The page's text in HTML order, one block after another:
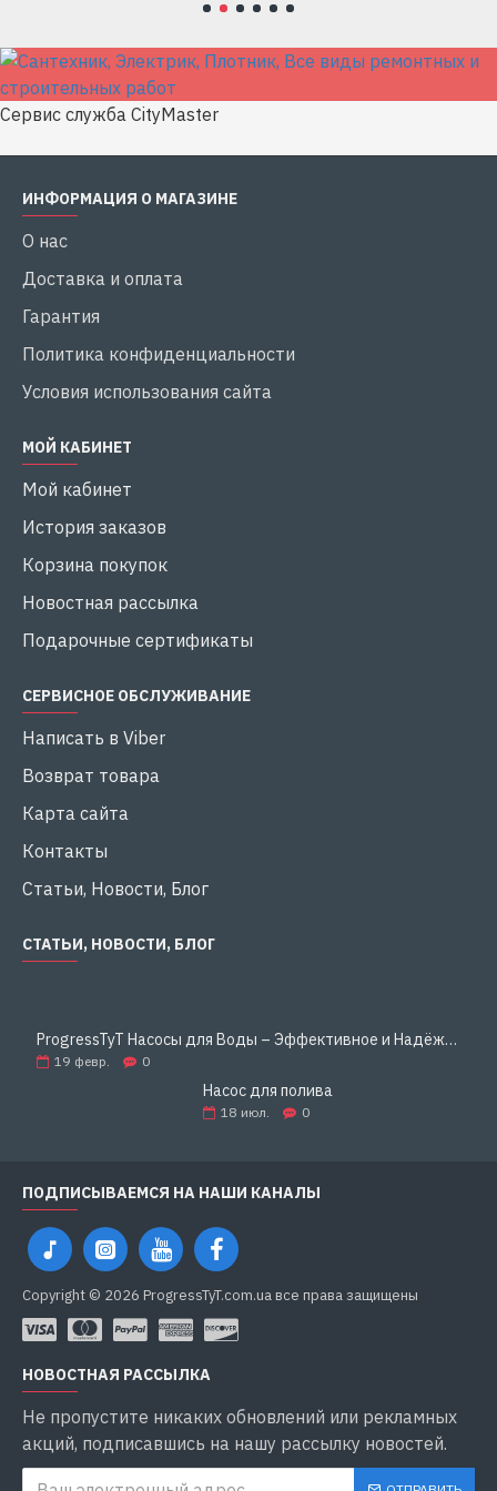
Сервис служба CityMaster
ИНФОРМАЦИЯ О МАГАЗИНЕ
О нас
Доставка и оплата
Гарантия
Политика конфиденциальности
Условия использования сайта
МОЙ КАБИНЕТ
Мой кабинет
История заказов
Корзина покупок
Новостная рассылка
Подарочные сертификаты
СЕРВИСНОЕ ОБСЛУЖИВАНИЕ
Написать в Viber
Возврат товара
Карта сайта
Контакты
Статьи, Новости, Блог
СТАТЬИ, НОВОСТИ, БЛОГ
ProgressTyT Насосы для Воды – Эффективное и Надёжное Решение для Дома и Бизнеса
19 февр. 0
Насос для полива
18 июл. 0
ПОДПИСЫВАЕМСЯ НА НАШИ КАНАЛЫ
Copyright © 2026 ProgressTyT.com.ua все права защищены
НОВОСТНАЯ РАССЫЛКА
Не пропустите никаких обновлений или рекламных
акций, подписавшись на нашу рассылку новостей.